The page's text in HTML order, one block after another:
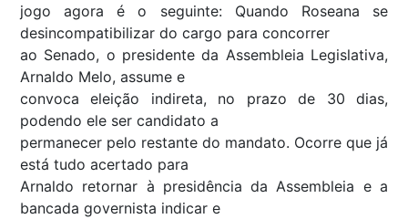
jogo agora é o seguinte: Quando Roseana se
desincompatibilizar do cargo para concorrer
ao Senado, o presidente da Assembleia Legislativa,
Arnaldo Melo, assume e
convoca eleição indireta, no prazo de 30 dias,
podendo ele ser candidato a
permanecer pelo restante do mandato. Ocorre que já
está tudo acertado para
Arnaldo retornar à presidência da Assembleia e a
bancada governista indicar e